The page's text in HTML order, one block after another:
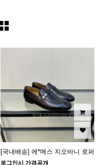
[국내배송] 에*메스 지오바니 로퍼
로그인시 가격공개